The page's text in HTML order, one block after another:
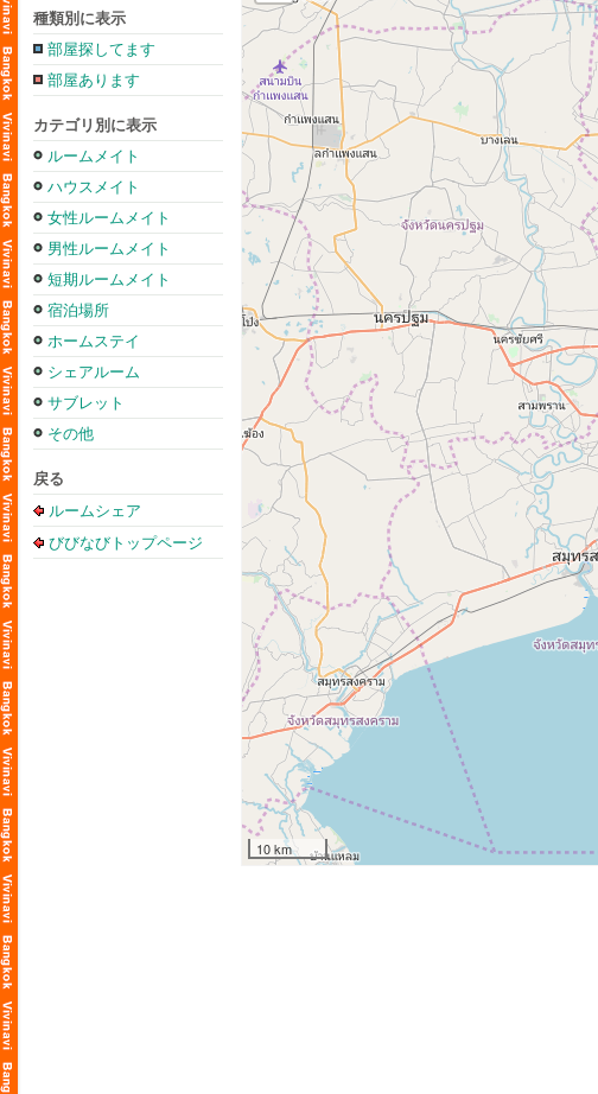
種類別に表示
部屋探してます
部屋あります
カテゴリ別に表示
ルームメイト
ハウスメイト
女性ルームメイト
男性ルームメイト
短期ルームメイト
宿泊場所
ホームステイ
シェアルーム
サブレット
その他
戻る
ルームシェア
びびなびトップページ
10 km